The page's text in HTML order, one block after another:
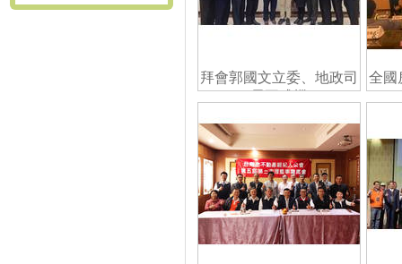
拜會郭國文立委、地政司
長王成機
全國